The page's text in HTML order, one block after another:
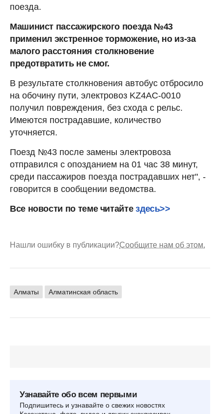
поезда.
Машинист пассажирского поезда №43
применил экстренное торможение, но из-за
малого расстояния столкновение
предотвратить не смог.
В результате столкновения автобус отбросило
на обочину пути, электровоз KZ4AC-0010
получил повреждения, без схода с рельс.
Имеются пострадавшие, количество
уточняется.
Поезд №43 после замены электровоза
отправился с опозданием на 01 час 38 минут,
среди пассажиров поезда пострадавших нет", -
говорится в сообщении ведомства.
Все новости по теме читайте здесь>>
Нашли ошибку в публикации?Сообщите нам об этом.
Алматы Алматинская область
Узнавайте обо всем первыми
Подпишитесь и узнавайте о свежих новостях